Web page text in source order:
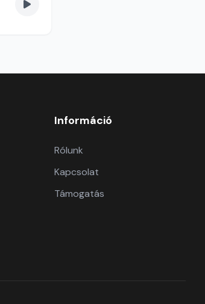
Információ
Rólunk
Kapcsolat
Támogatás